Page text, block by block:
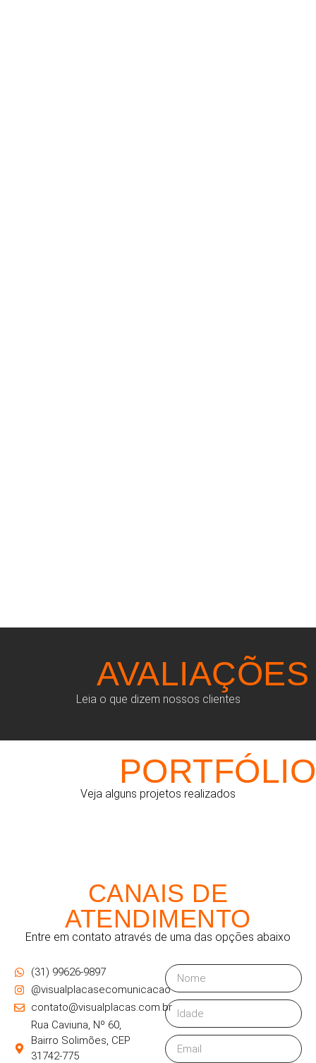
AVALIAÇÕES
Leia o que dizem nossos clientes
PORTFÓLIO
Veja alguns projetos realizados
CANAIS DE
ATENDIMENTO
Entre em contato através de uma das opções abaixo
(31) 99626-9897
@visualplacasecomunicacao
contato@visualplacas.com.br
Rua Caviuna, Nº 60,
Bairro Solimões, CEP
31742-775